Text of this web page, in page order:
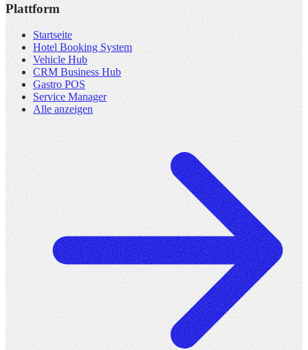
Plattform
Startseite
Hotel Booking System
Vehicle Hub
CRM Business Hub
Gastro POS
Service Manager
Alle anzeigen